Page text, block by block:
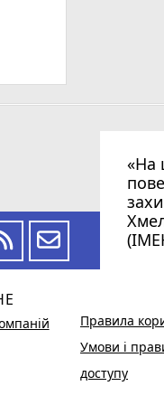
«На
Правила
Умови і
доступу